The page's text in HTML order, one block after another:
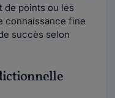
de points ou les
connaissance fine
succès selon